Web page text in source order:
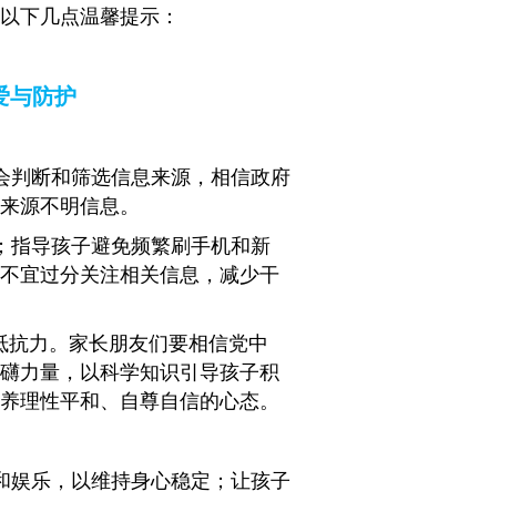
下几点温馨提示：
与防护
判断和筛选信息来源，相信政府
源不明信息。
指导孩子避免频繁刷手机和新
宜过分关注相关信息，减少干
力。家长朋友们要相信党中
力量，以科学知识引导孩子积
理性平和、自尊自信的心态。
娱乐，以维持身心稳定；让孩子